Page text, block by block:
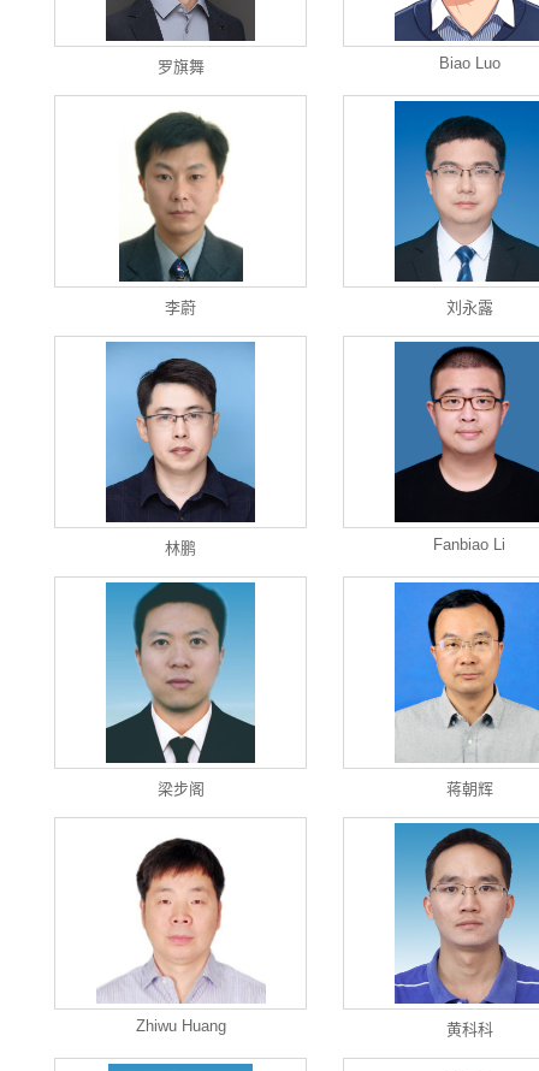
罗旗舞 Biao Luo
李蔚 刘永露
林鹏 Fanbiao Li
梁步阁 蒋朝辉
Zhiwu Huang 黄科科